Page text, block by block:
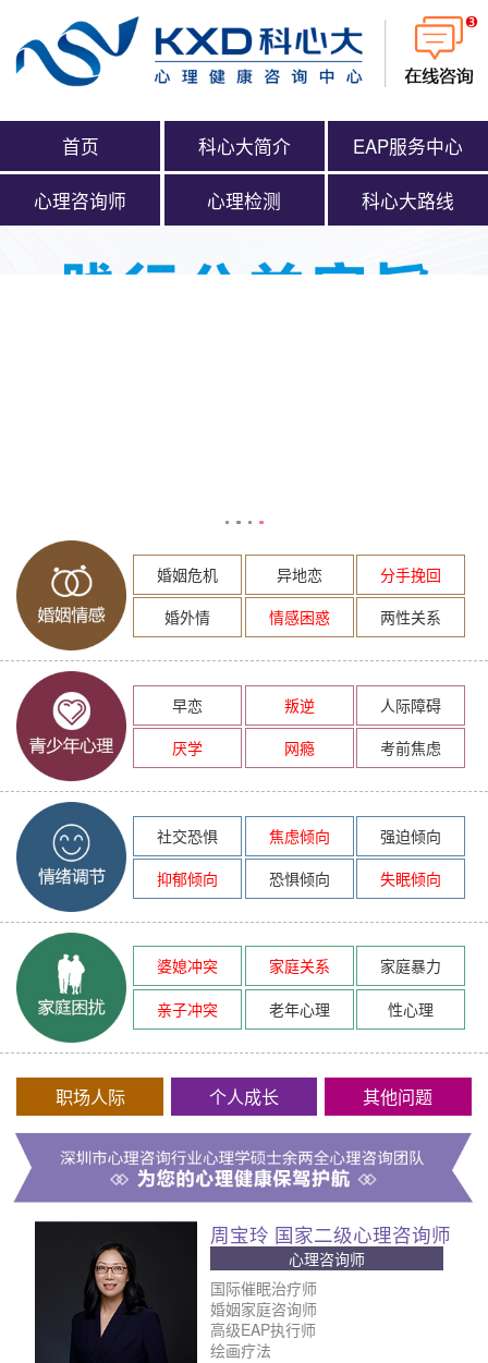
首页 科心大简介 EAP服务中心
心理咨询师 心理检测 科心大路线
婚姻危机 异地恋
分手挽回
婚外情
情感困惑 两性关系
早恋 叛逆
人际障碍
厌学
网瘾 考前焦虑
社交恐惧 焦虑倾向
强迫倾向
抑郁倾向
恐惧倾向 失眠倾向
婆媳冲突 家庭关系
家庭暴力
亲子冲突
老年心理 性心理
职场人际 个人成长 其他问题
周宝玲 国家二级心理咨询师
心理咨询师
国际催眠治疗师
婚姻家庭咨询师
高级EAP执行师
绘画疗法